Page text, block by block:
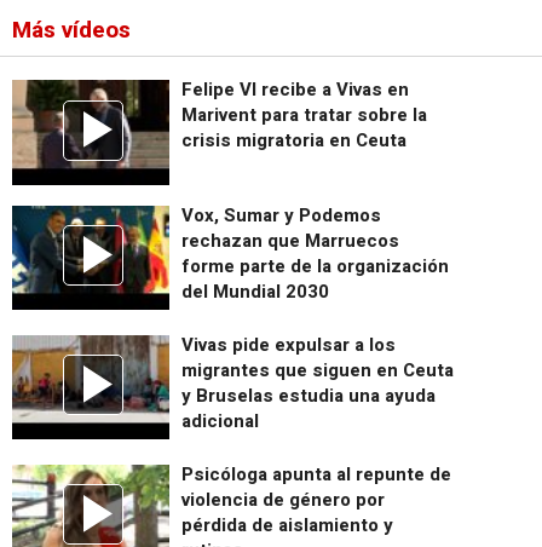
Más vídeos
Felipe VI recibe a Vivas en
Marivent para tratar sobre la
crisis migratoria en Ceuta
Vox, Sumar y Podemos
rechazan que Marruecos
forme parte de la organización
del Mundial 2030
Vivas pide expulsar a los
migrantes que siguen en Ceuta
y Bruselas estudia una ayuda
adicional
Psicóloga apunta al repunte de
violencia de género por
pérdida de aislamiento y